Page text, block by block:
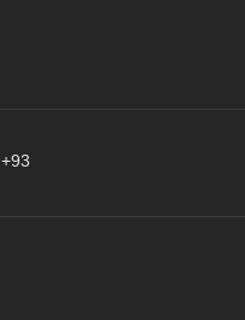
+93